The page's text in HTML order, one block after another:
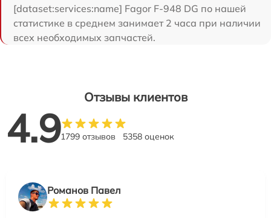
[dataset:services:name] Fagor F-948 DG по нашей
статистике в среднем занимает 2 часа при наличии
всех необходимых запчастей.
Отзывы клиентов
4.91799 отзывов 5358 оценок
Романов Павел